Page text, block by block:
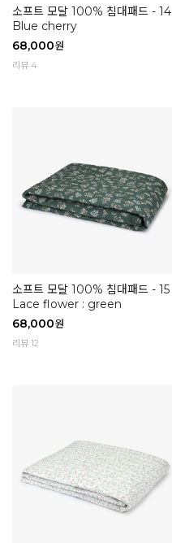
소프트 모달 100% 침대패드 - 14
Blue cherry
68,000원
리뷰 4
소프트 모달 100% 침대패드 - 15
Lace flower : green
68,000원
리뷰 12